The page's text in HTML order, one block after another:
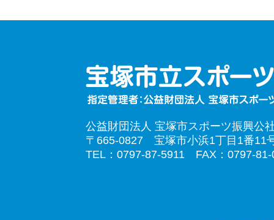
公益財団法人 宝塚市スポーツ振興公
〒665-0827 宝塚市小浜1丁目1番11
TEL：0797-87-5911 FAX：0797-81-